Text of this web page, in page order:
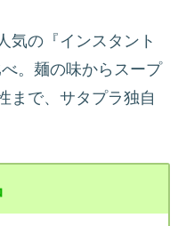
気の『インスタント
。麺の味からスープ
まで、サタプラ独自